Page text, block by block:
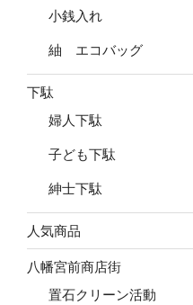
小銭入れ
紬 エコバッグ
下駄
婦人下駄
子ども下駄
紳士下駄
人気商品
八幡宮前商店街
置石クリーン活動